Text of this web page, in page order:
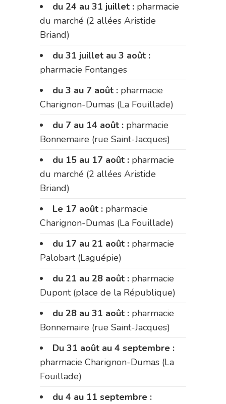
du 24 au 31 juillet : pharmacie
du marché (2 allées Aristide
Briand)
du 31 juillet au 3 août :
pharmacie Fontanges
du 3 au 7 août : pharmacie
Charignon-Dumas (La Fouillade)
du 7 au 14 août : pharmacie
Bonnemaire (rue Saint-Jacques)
du 15 au 17 août : pharmacie
du marché (2 allées Aristide
Briand)
Le 17 août : pharmacie
Charignon-Dumas (La Fouillade)
du 17 au 21 août : pharmacie
Palobart (Laguépie)
du 21 au 28 août : pharmacie
Dupont (place de la République)
du 28 au 31 août : pharmacie
Bonnemaire (rue Saint-Jacques)
Du 31 août au 4 septembre :
pharmacie Charignon-Dumas (La
Fouillade)
du 4 au 11 septembre :